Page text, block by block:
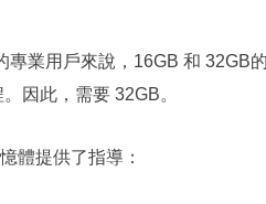
專業用戶來說，16GB 和 32GB
因此，需要 32GB。
體提供了指導：